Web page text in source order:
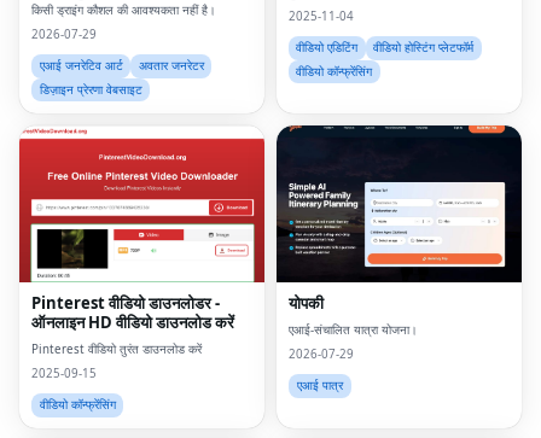
किसी ड्राइंग कौशल की आवश्यकता नहीं है।
2026-07-29
एआई जनरेटिव आर्ट
अवतार जनरेटर
डिज़ाइन प्रेरणा वेबसाइट
2025-11-04
वीडियो एडिटिंग
वीडियो होस्टिंग प्लेटफॉर्म
वीडियो कॉन्फ्रेंसिंग
Pinterest वीडियो डाउनलोडर -
ऑनलाइन HD वीडियो डाउनलोड करें
Pinterest वीडियो तुरंत डाउनलोड करें
2025-09-15
वीडियो कॉन्फ्रेंसिंग
योपकी
एआई-संचालित यात्रा योजना।
2026-07-29
एआई पात्र